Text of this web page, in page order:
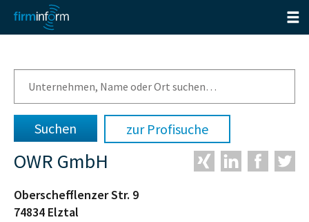
zur Profisuche
OWR GmbH
Oberschefflenzer Str. 9
74834 Elztal